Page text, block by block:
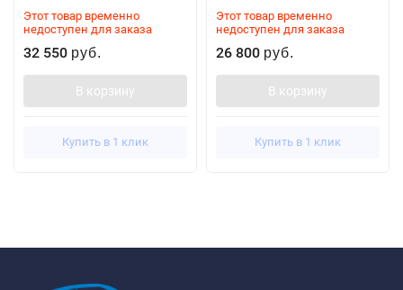
Этот товар временно
недоступен для заказа
32 550 руб.
В корзину
Купить в 1 клик
Этот товар временно
недоступен для заказа
26 800 руб.
В корзину
Купить в 1 клик